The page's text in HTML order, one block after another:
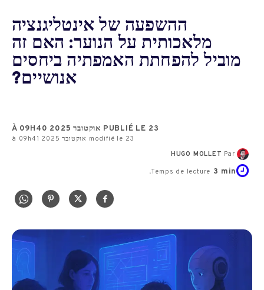
ההשפעה של אינטליגנציה
מלאכותית על הנוער: האם זה
מוביל להפחתת האמפתיה ביחסים
אנושיים?
PUBLIÉ LE 23 אוקטובר 2025 À 09H40
modifié le 23 אוקטובר 2025 à 09h41
Par
HUGO MOLLET
Temps de lecture 3 min.